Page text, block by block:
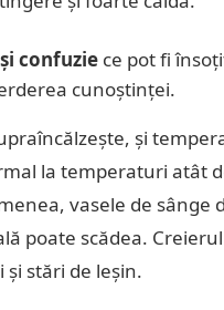
confuzie ce pot fi
cunoștinței.
și
la temperaturi atât
vasele de sânge
poate scădea.
stări de leșin.